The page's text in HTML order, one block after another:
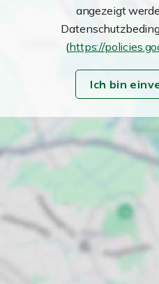
angezeigt
(https://
Ich bin